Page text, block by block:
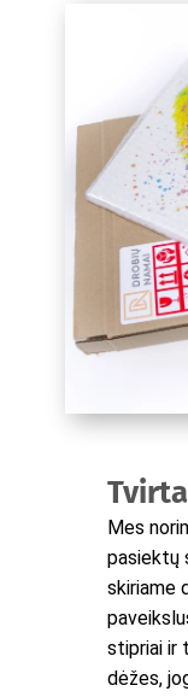
Mes
pasiektų
skiriame
stipriai ir
dėžes,